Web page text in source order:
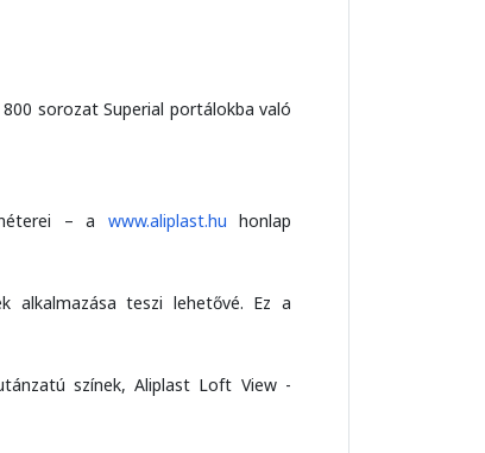
sorozat Superial portálokba való
– a www.aliplast.hu honlap
alkalmazása teszi lehetővé. Ez a
színek, Aliplast Loft View -